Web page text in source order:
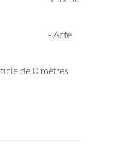
Acte
de 0 mètres